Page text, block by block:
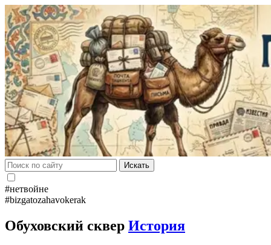
Искать
#нетвойне
#bizgatozahavokerak
Обуховский сквер История